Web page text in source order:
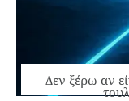
Δεν ξέρω αν